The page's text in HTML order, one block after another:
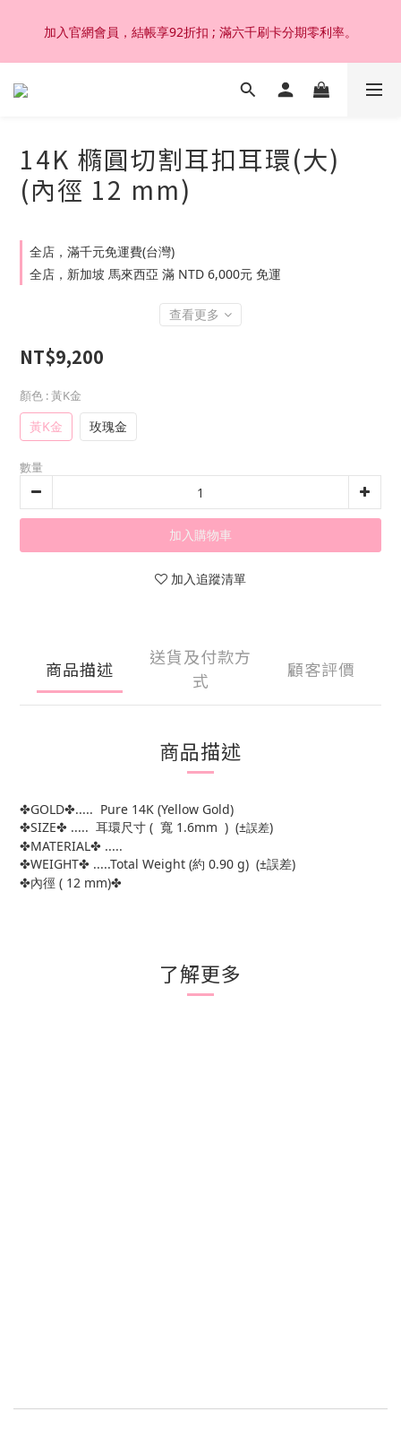
加入官網會員，結帳享92折扣 ; 滿六千刷卡分期零利率。
加入官網會員，結帳享92折扣 ; 滿六千刷卡分期零利率。
韓國設計製作。純14K 18K金，非鍍金非注金；洗澡，運動(汗
加入官網會員，結帳享92折扣 ; 滿六千刷卡分期零利率。
14K 橢圓切割耳扣耳環(大)
(內徑 12 mm)
全店，滿千元免運費(台灣)
全店，新加坡 馬來西亞 滿 NTD 6,000元 免運
查看更多
NT$9,200
顏色 : 黃K金
黃K金 玫瑰金
數量
加入購物車
加入追蹤清單
商品描述
送貨及付款方
式
顧客評價
商品描述
✤GOLD✤..... Pure 14K (Yellow Gold)
✤SIZE✤ ..... 耳環尺寸 ( 寬 1.6mm ) (±誤差)
✤MATERIAL✤ .....
✤WEIGHT✤ .....Total Weight (約 0.90 g) (±誤差)
✤內徑 ( 12 mm)✤
了解更多